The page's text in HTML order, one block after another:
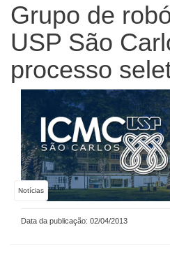
Grupo de
USP São
processo
Notícias
Data da publicação: 02/04/2013